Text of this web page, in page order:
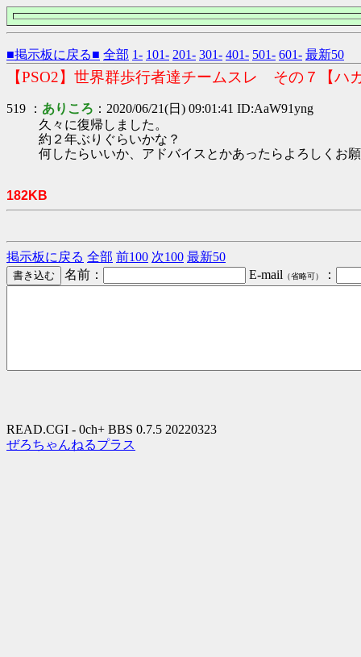
■掲示板に戻る■ 全部 1- 101- 201- 301- 401- 501- 601- 最新50
【PSO2】世界群歩行者達チームスレ その７【ハ
519 ： ありころ ：2020/06/21(日) 09:01:41 ID:AaW91yng
久々に復帰しました。
約２年ぶりぐらいかな？
何したらいいか、アドバイスとかあったらよろしくお
182KB
掲示板に戻る 全部 前100 次100 最新50
名前：
E-mail （省略可） ：
READ.CGI - 0ch+ BBS 0.7.5 20220323
ぜろちゃんねるプラス